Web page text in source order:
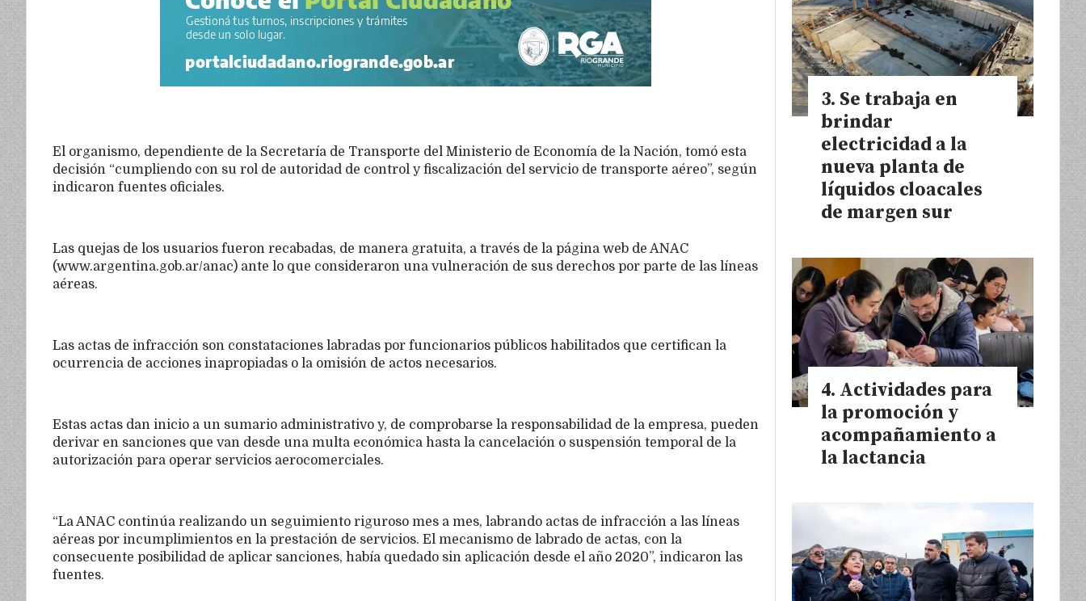
El organismo, dependiente de la Secretaría de Transporte del Ministerio de Economía de la Nación, tomó esta
decisión “cumpliendo con su rol de autoridad de control y fiscalización del servicio de transporte aéreo”, según
indicaron fuentes oficiales.
Las quejas de los usuarios fueron recabadas, de manera gratuita, a través de la página web de ANAC
(www.argentina.gob.ar/anac) ante lo que consideraron una vulneración de sus derechos por parte de las líneas
aéreas.
Las actas de infracción son constataciones labradas por funcionarios públicos habilitados que certifican la
ocurrencia de acciones inapropiadas o la omisión de actos necesarios.
Estas actas dan inicio a un sumario administrativo y, de comprobarse la responsabilidad de la empresa, pueden
derivar en sanciones que van desde una multa económica hasta la cancelación o suspensión temporal de la
autorización para operar servicios aerocomerciales.
“La ANAC continúa realizando un seguimiento riguroso mes a mes, labrando actas de infracción a las líneas
aéreas por incumplimientos en la prestación de servicios. El mecanismo de labrado de actas, con la
consecuente posibilidad de aplicar sanciones, había quedado sin aplicación desde el año 2020”, indicaron las
fuentes.
Se trabaja en
brindar
electricidad a la
nueva planta de
líquidos cloacales
de margen sur
Actividades para
la promoción y
acompañamiento a
la lactancia